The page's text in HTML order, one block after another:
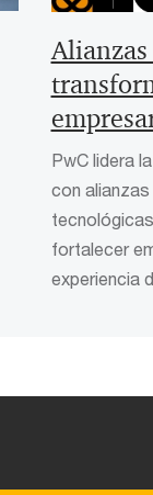
PwC lidera
con
fortalecer
experiencia